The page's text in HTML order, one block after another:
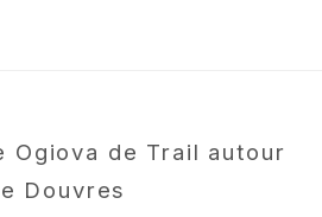
Ogiova de Trail autour
Douvres